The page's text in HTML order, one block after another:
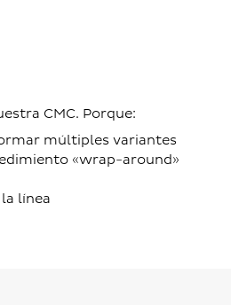
CMC. Porque:
múltiples variantes
«wrap-around»
línea